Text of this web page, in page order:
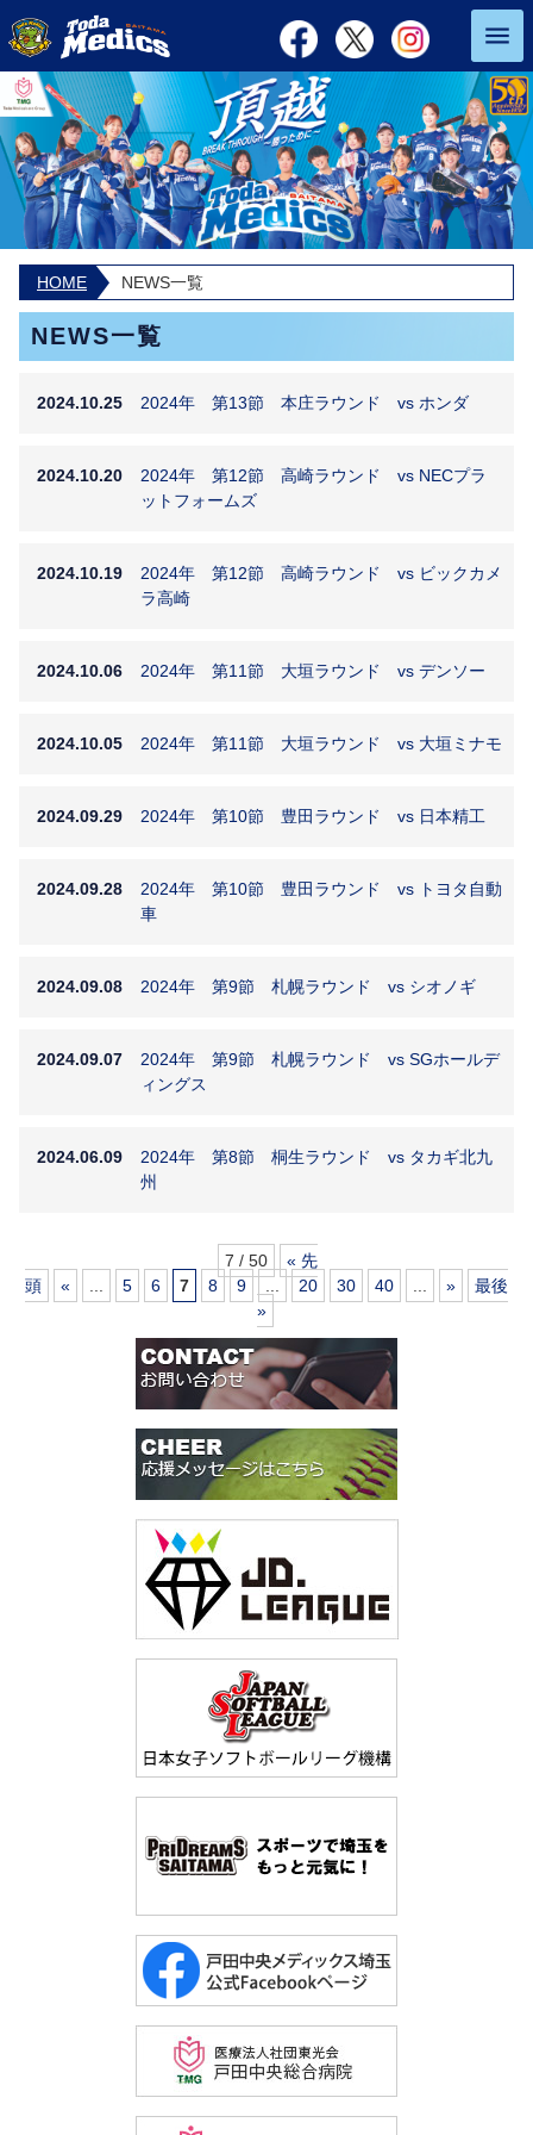
HOME NEWS一覧
NEWS一覧
2024.10.25 2024年 第13節 本庄ラウンド vs ホンダ
2024.10.20
2024年 第12節 高崎ラウンド vs NECプラ
ットフォームズ
2024.10.19
2024年 第12節 高崎ラウンド vs ビックカメ
ラ高崎
2024.10.06 2024年 第11節 大垣ラウンド vs デンソー
2024.10.05 2024年 第11節 大垣ラウンド vs 大垣ミナモ
2024.09.29 2024年 第10節 豊田ラウンド vs 日本精工
2024.09.28
2024年 第10節 豊田ラウンド vs トヨタ自動
車
2024.09.08 2024年 第9節 札幌ラウンド vs シオノギ
2024.09.07
2024年 第9節 札幌ラウンド vs SGホールデ
ィングス
2024.06.09
2024年 第8節 桐生ラウンド vs タカギ北九
州
7 / 50
« 先
頭
« ... 5 6 7 8 9 ... 20 30 40 ... »
最後
»